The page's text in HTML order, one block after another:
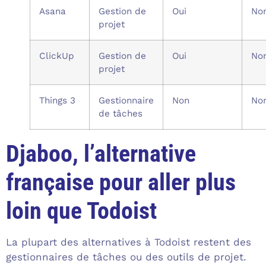
Asana
Gestion de
projet
Oui
ClickUp
Gestion de
projet
Oui
Things 3
Gestionnaire
de tâches
Non
Djaboo, l’alternative
française pour aller plus
loin que Todoist
La plupart des alternatives à Todoist restent des
gestionnaires de tâches ou des outils de projet.